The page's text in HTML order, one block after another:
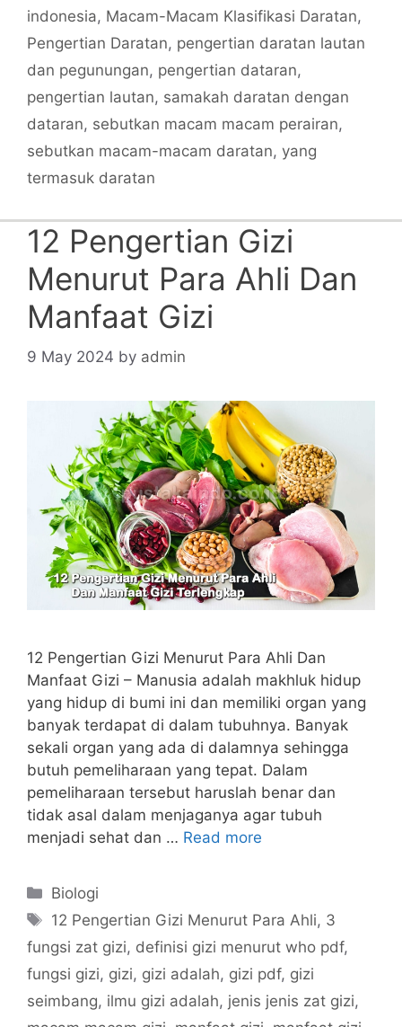
indonesia, Macam-Macam Klasifikasi Daratan,
Pengertian Daratan, pengertian daratan lautan
dan pegunungan, pengertian dataran,
pengertian lautan, samakah daratan dengan
dataran, sebutkan macam macam perairan,
sebutkan macam-macam daratan, yang
termasuk daratan
12 Pengertian Gizi
Menurut Para Ahli Dan
Manfaat Gizi
9 May 2024 by admin
12 Pengertian Gizi Menurut Para Ahli Dan
Manfaat Gizi – Manusia adalah makhluk hidup
yang hidup di bumi ini dan memiliki organ yang
banyak terdapat di dalam tubuhnya. Banyak
sekali organ yang ada di dalamnya sehingga
butuh pemeliharaan yang tepat. Dalam
pemeliharaan tersebut haruslah benar dan
tidak asal dalam menjaganya agar tubuh
menjadi sehat dan … Read more
Categories
Biologi
Tags
12 Pengertian Gizi Menurut Para Ahli, 3
fungsi zat gizi, definisi gizi menurut who pdf,
fungsi gizi, gizi, gizi adalah, gizi pdf, gizi
seimbang, ilmu gizi adalah, jenis jenis zat gizi,